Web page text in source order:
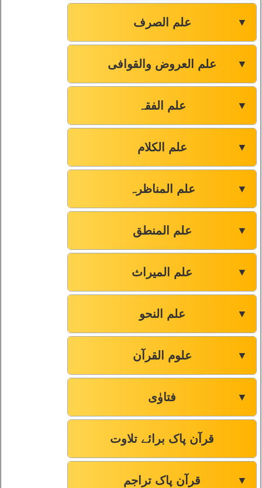
علم الصرف ▼
علم العروض والقوافی ▼
علم الفقہ ▼
علم الکلام ▼
علم المناظرہ ▼
علم المنطق ▼
علم المیراث ▼
علم النحو ▼
علوم القرآن ▼
فتاوٰی ▼
قرآن پاک برائے تلاوت
قرآن پاک تراجم ▼